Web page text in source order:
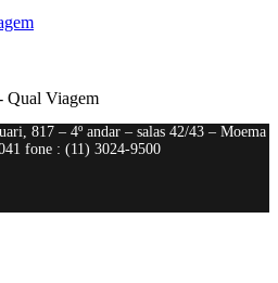
Qual Viagem
817 – 4º andar – salas 42/43 – Moema
fone : (11) 3024-9500